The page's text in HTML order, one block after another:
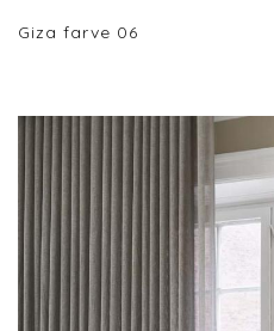
Giza farve 06